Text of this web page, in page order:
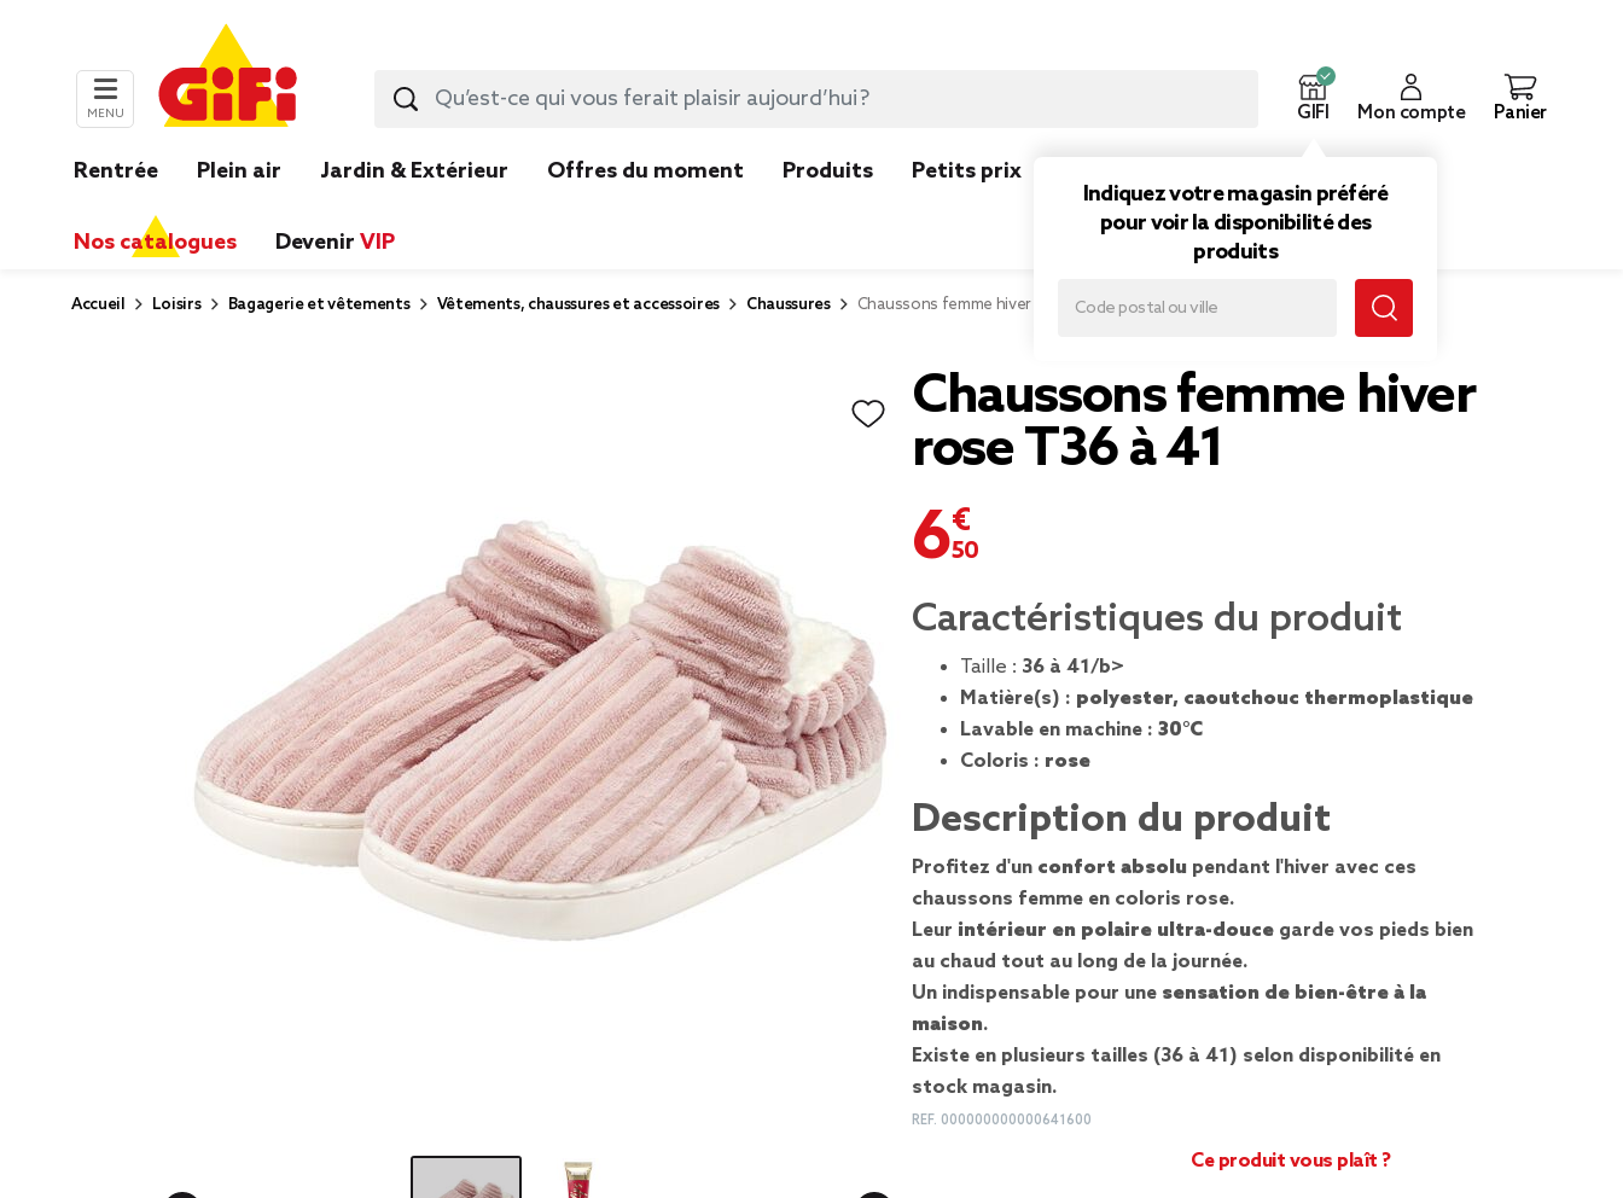
MENU GIFI
Indiquez votre magasin préféré
pour voir la disponibilité des
produits
Mon compte Panier
Rentrée Plein air Jardin & Extérieur Offres du moment Produits Petits prix
Nos catalogues Devenir VIP
Accueil Loisirs Bagagerie et vêtements Vêtements, chaussures et accessoires Chaussures Chaussons femme hiver rose T36 à 41
Chaussons femme hiver
rose T36 à 41
6,50 €
Caractéristiques du produit
Taille : 36 à 41/b>
Matière(s) : polyester, caoutchouc thermoplastique
Lavable en machine : 30°C
Coloris : rose
Description du produit
Profitez d'un confort absolu pendant l'hiver avec ces
chaussons femme en coloris rose.
Leur intérieur en polaire ultra-douce garde vos pieds bien
au chaud tout au long de la journée.
Un indispensable pour une sensation de bien-être à la
maison.
Existe en plusieurs tailles (36 à 41) selon disponibilité en
stock magasin.
REF. 000000000000641600
Ce produit vous plaît ?